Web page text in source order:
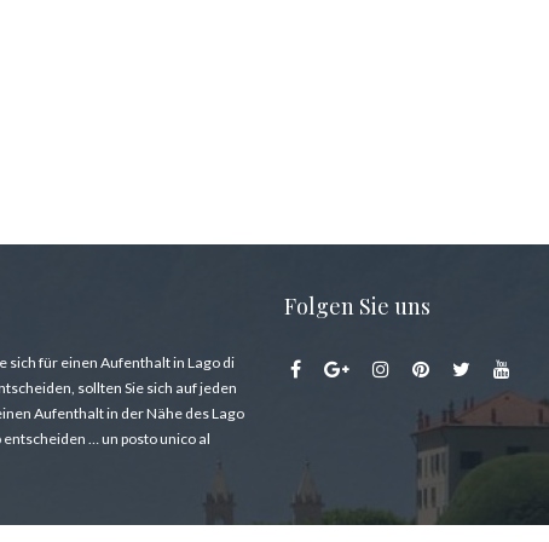
sich für einen Aufenthalt in Lago di
sollten Sie sich auf jeden
Aufenthalt in der Nähe des Lago
entscheiden … un posto unico al
Folgen Sie uns